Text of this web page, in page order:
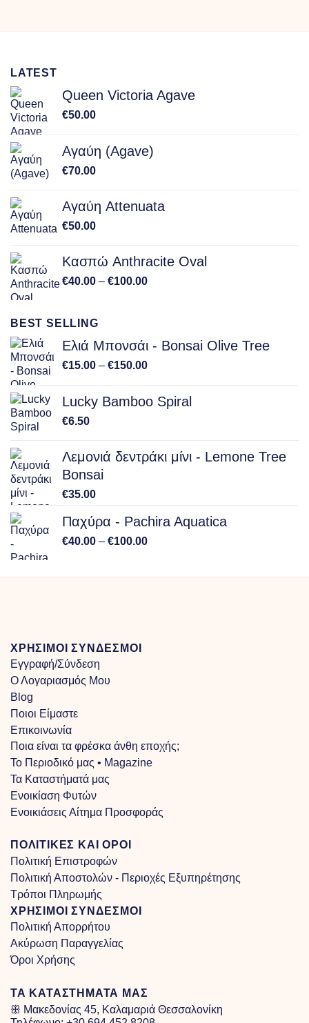
LATEST
Queen Victoria Agave
€50.00
Αγαύη (Agave)
€70.00
Αγαύη Attenuata
€50.00
Κασπώ Anthracite Oval
€40.00 – €100.00Price
€100.00
BEST SELLING
Ελιά Μπονσάι - Bonsai Olive Tree
€15.00 – €150.00Price
€15.00
through
Lucky Bamboo Spiral
€6.50
Λεμονιά δεντράκι μίνι - Lemone Tree
Bonsai
€35.00
Παχύρα - Pachira Aquatica
€40.00 – €100.00Price
ΧΡΗΣΙΜΟΙ ΣΥΝΔΕΣΜΟΙ
Εγγραφή/Σύνδεση
Ο Λογαριασμός Μου
Blog
Ποιοι Είμαστε
Επικοινωνία
Ποια είναι τα φρέσκα άνθη εποχής;
Το Περιοδικό μας • Magazine
Τα Kαταστήματά μας
Ενοικίαση Φυτών
Ενοικιάσεις Αίτημα Προσφοράς
ΠΟΛΙΤΙΚΕΣ ΚΑΙ ΟΡΟΙ
Πολιτική Επιστροφών
Πολιτική Αποστολών - Περιοχές Εξυπηρέτησης
Τρόποι Πληρωμής
ΧΡΗΣΙΜΟΙ ΣΥΝΔΕΣΜΟΙ
Πολιτική Απορρήτου
Ακύρωση Παραγγελίας
Όροι Χρήσης
ΤΑ ΚΑΤΑΣΤΗΜΑΤΑ ΜΑΣ
ꕥ Μακεδονίας 45, Καλαμαριά Θεσσαλονίκη